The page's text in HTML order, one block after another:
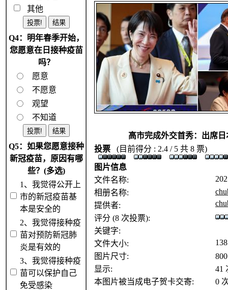
其他
Q4：明年春季开始，
您愿意在日接种疫苗
吗？
愿意
不愿意
观望
不知道
Q5：如果您愿意接种
新冠疫苗，原因有哪
些？(多选)
1、我觉得公开上
市的新冠疫苗基
本是安全的
2、我觉得接种疫
苗对预防新冠肺
炎是有效的
3、我觉得接种疫
苗可以保护自己
免受感染
高市完成外交首秀：出席
投票
(目前得分 : 2.4 / 5 共 8 票)
图片信息
文件名称:
相册名称:
提供者:
评分 (8 次投票):
关键字:
文件大小:
图片尺寸:
显示:
41
本图片被当成电子贺卡交寄:
0